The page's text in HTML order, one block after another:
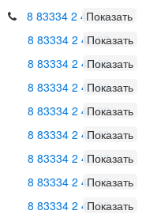
8 83334 2 40 04
8 83334 2 40 07
8 83334 2 40 60
8 83334 2 40 00
8 83334 2 40 02
8 83334 2 40 13
8 83334 2 40 57
8 83334 2 40 12
8 83334 2 40 35